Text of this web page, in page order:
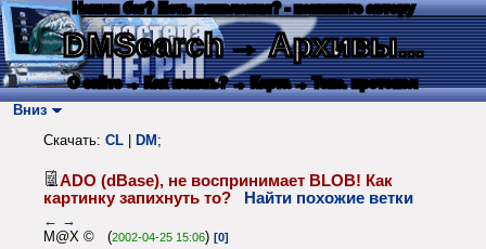
Нашли баг? Есть пожелания? - напишите автору
DMSearch→ Архивы...
О сайте → Как искать? → Карта → Текс. протокол
Вниз
Скачать: CL DM ;
ADO (dBase), не воспринимает BLOB! Как
картинку запихнуть то?
Найти похожие ветки
← →
M@X © (2002-04-25 15:06) [0]